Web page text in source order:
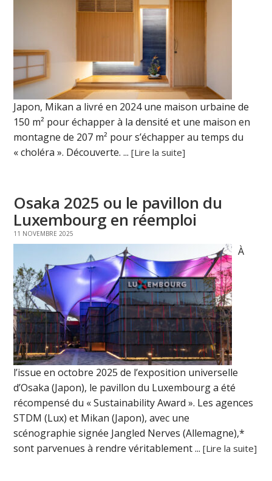
Japon, Mikan a livré en 2024 une maison urbaine de
150 m² pour échapper à la densité et une maison en
montagne de 207 m² pour s’échapper au temps du
« choléra ». Découverte. ...[Lire la suite]
Osaka 2025 ou le pavillon du
Luxembourg en réemploi
11 NOVEMBRE 2025
À
l’issue en octobre 2025 de l’exposition universelle
d’Osaka (Japon), le pavillon du Luxembourg a été
récompensé du « Sustainability Award ». Les agences
STDM (Lux) et Mikan (Japon), avec une
scénographie signée Jangled Nerves (Allemagne),*
sont parvenues à rendre véritablement ...[Lire la suite]